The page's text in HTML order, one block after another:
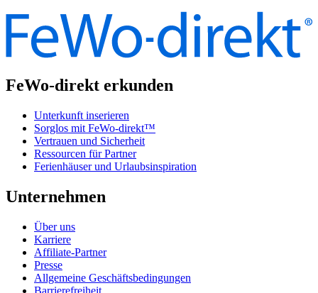
FeWo-direkt erkunden
Unterkunft inserieren
Sorglos mit FeWo-direkt™
Vertrauen und Sicherheit
Ressourcen für Partner
Ferienhäuser und Urlaubsinspiration
Unternehmen
Über uns
Karriere
Affiliate-Partner
Presse
Allgemeine Geschäftsbedingungen
Barrierefreiheit